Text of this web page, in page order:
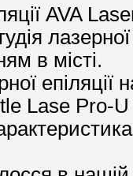
AVA
в місті.
епіляції
Lase